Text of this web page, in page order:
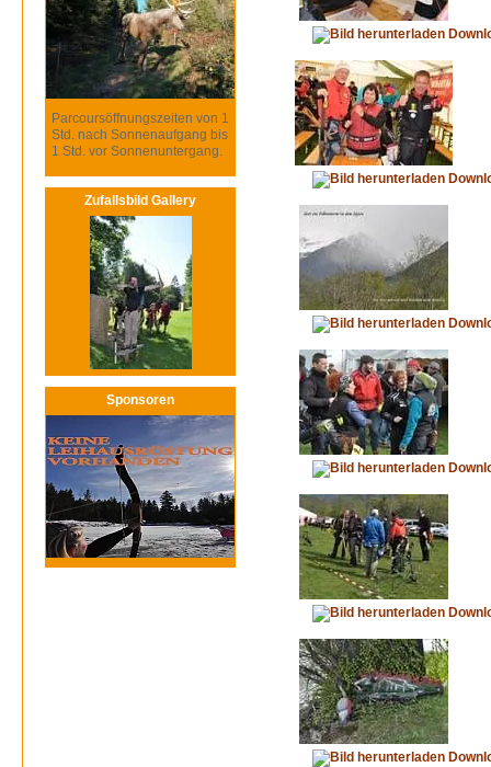
Parcoursöffnungszeiten von 1
Std. nach Sonnenaufgang bis
1 Std. vor Sonnenuntergang.
Zufallsbild Gallery
Sponsoren